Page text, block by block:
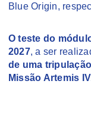
Blue Origin,
O teste do
2027, a ser
de uma tripulação
Missão Artemis